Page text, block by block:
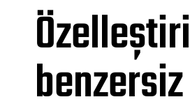
ŞARAP CAM ŞIŞELERI
ŞAMPANYA CAM ŞIŞELER
BIRA ŞIŞELERI